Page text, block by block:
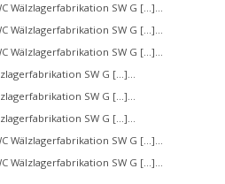
Wälzlagerfabrikation SW G […]...
Wälzlagerfabrikation SW G […]...
Wälzlagerfabrikation SW G […]...
SW G […]...
SW G […]...
SW G […]...
Wälzlagerfabrikation SW G […]...
Wälzlagerfabrikation SW G […]...